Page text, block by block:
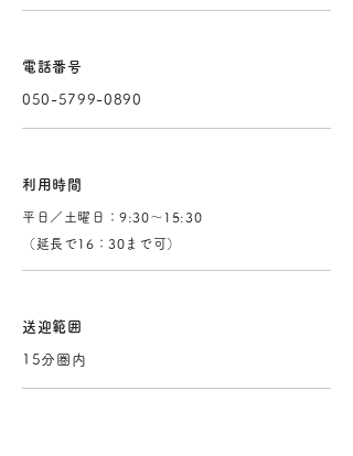
電話番号
050-5799-0890
利用時間
​平日／土曜日：9:30～15:30
（延長で16：30まで可）
送迎範囲
15分圏内